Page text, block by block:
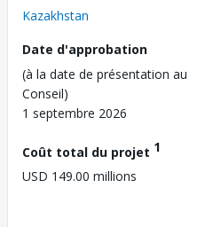
Kazakhstan
Date d'approbation
(à la date de présentation au
Conseil)
1 septembre 2026
Coût total du projet 1
USD 149.00 millions